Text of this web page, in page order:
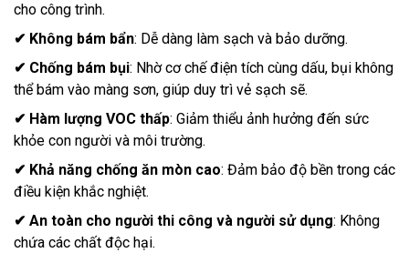
cho công trình.
✔ Không bám bẩn: Dễ dàng làm sạch và bảo dưỡng.
✔ Chống bám bụi: Nhờ cơ chế điện tích cùng dấu, bụi không
thể bám vào màng sơn, giúp duy trì vẻ sạch sẽ.
✔ Hàm lượng VOC thấp: Giảm thiểu ảnh hưởng đến sức
khỏe con người và môi trường.
✔ Khả năng chống ăn mòn cao: Đảm bảo độ bền trong các
điều kiện khắc nghiệt.
✔ An toàn cho người thi công và người sử dụng: Không
chứa các chất độc hại.